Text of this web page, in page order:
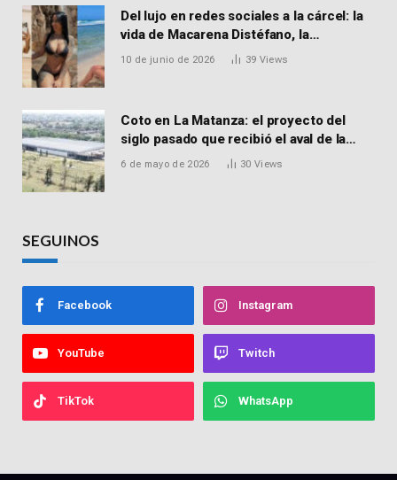
Del lujo en redes sociales a la cárcel: la
vida de Macarena Distéfano, la
influencer de San Martín acusada de
10 de junio de 2026 39 Views
Coto en La Matanza: el proyecto del
siglo pasado que recibió el aval de la
Justicia para reactivar una obra frenada
6 de mayo de 2026 30 Views
SEGUINOS
Facebook Instagram
YouTube Twitch
TikTok WhatsApp